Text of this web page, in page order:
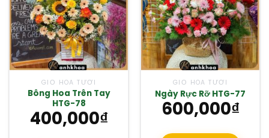
GIỎ HOA TƯƠI
Bông Hoa Trên Tay
HTG-78
400,000₫
GIỎ HOA TƯƠI
Ngày Rực Rỡ HTG-77
600,000₫